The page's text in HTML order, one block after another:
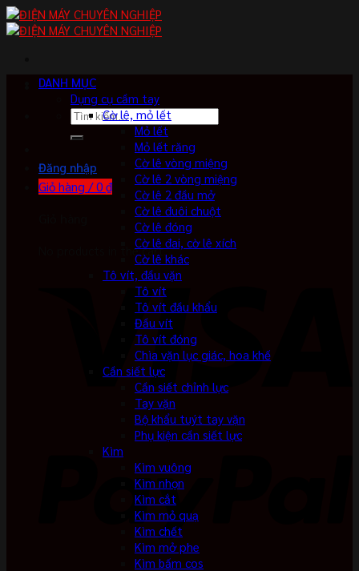
Skip
to
Tìm
kiếm:
Đăng nhập
Giỏ hàng /0 ₫
No products in the cart.
DANH MỤC
Dụng cụ cầm tay
Cờ lê, mỏ lết
Mỏ lết
Mỏ lết răng
Cờ lê vòng miệng
Cờ lê 2 vòng miệng
Cờ lê 2 đầu mở
Cờ lê đuôi chuột
Cờ lê đóng
Cờ lê đai, cờ lê xích
Cờ lê khác
Tô vít, đầu vặn
Tô vít
Tô vít đầu khẩu
Đầu vít
Tô vít đóng
Chìa vặn lục giác, hoa khế
Cần siết lực
Cần siết chỉnh lực
Tay vặn
Bộ khẩu tuýt tay vặn
Phụ kiện cần siết lực
Kìm
Kìm vuông
Kìm nhọn
Kìm cắt
Kìm mỏ quạ
Kìm chết
Kìm mở phe
Kìm bấm cos